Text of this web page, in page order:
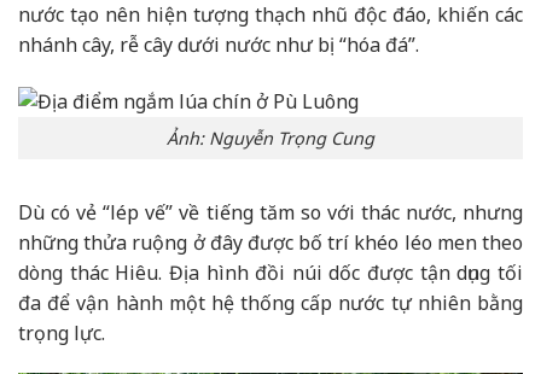
nước tạo nên hiện tượng thạch nhũ độc đáo, khiến các
nhánh cây, rễ cây dưới nước như bị “hóa đá”.
Ảnh: Nguyễn Trọng Cung
Dù có vẻ “lép vế” về tiếng tăm so với thác nước, nhưng
những thửa ruộng ở đây được bố trí khéo léo men theo
dòng thác Hiêu. Địa hình đồi núi dốc được tận dụng tối
đa để vận hành một hệ thống cấp nước tự nhiên bằng
trọng lực.